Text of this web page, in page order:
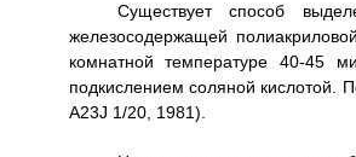
Существует способ
железосодержащей
комнатной температуре 40-45
подкислением соляной кислотой.
А23J 1/20, 1981).